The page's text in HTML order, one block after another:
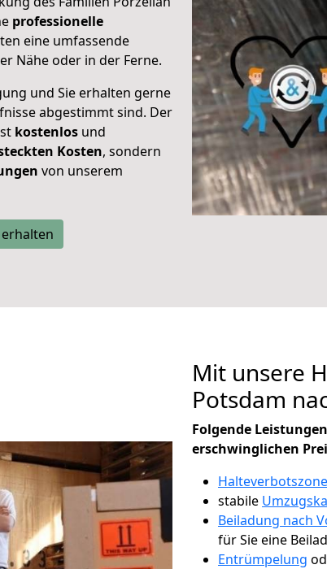
professionelle
eine umfassende
Nähe oder in der Ferne.
und Sie erhalten gerne
abgestimmt sind. Der
kostenlos und
Kosten, sondern
von unserem
Mit unsere
Potsdam
Folgende
erschwinglichen
stabile
Beiladung nach
für Sie eine
Entrümpelung